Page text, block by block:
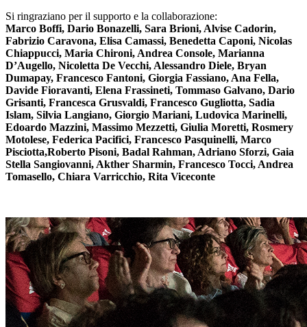
Si ringraziano per il supporto e la collaborazione:
Marco Boffi, Dario Bonazelli, Sara Brioni, Alvise Cadorin,
Fabrizio Caravona, Elisa Camassi, Benedetta Caponi, Nicolas
Chiappucci, Maria Chironi, Andrea Console, Marianna
D’Augello, Nicoletta De Vecchi, Alessandro Diele, Bryan
Dumapay, Francesco Fantoni, Giorgia Fassiano, Ana Fella,
Davide Fioravanti, Elena Frassineti, Tommaso Galvano, Dario
Grisanti, Francesca Grusvaldi, Francesco Gugliotta, Sadia
Islam, Silvia Langiano, Giorgio Mariani, Ludovica Marinelli,
Edoardo Mazzini, Massimo Mezzetti, Giulia Moretti, Rosmery
Motolese, Federica Pacifici, Francesco Pasquinelli, Marco
Pisciotta,Roberto Pisoni, Badal Rahman, Adriano Sforzi, Gaia
Stella Sangiovanni, Akther Sharmin, Francesco Tocci, Andrea
Tomasello, Chiara Varricchio, Rita Viceconte